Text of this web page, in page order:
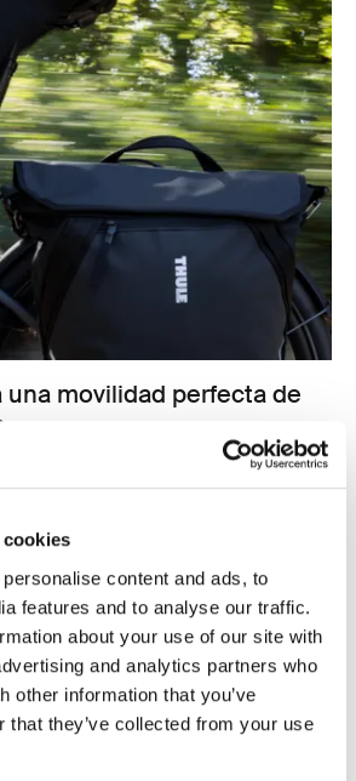
content and ads, to
features and to analyse our traffic.
about your use of our site with
and analytics partners who
other information that you’ve
that they’ve collected from your use
una movilidad perfecta de
tu espalda, hombro o mano,
están hechas para la vida en
de transporte hacen que cada bolsa
de la bicicleta como segura
te desplaces al trabajo, te reúnas
al gimnasio, estas bolsas se
de vida.